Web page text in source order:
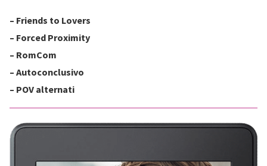
– Friends to Lovers
– Forced Proximity
– RomCom
– Autoconclusivo
– POV alternati